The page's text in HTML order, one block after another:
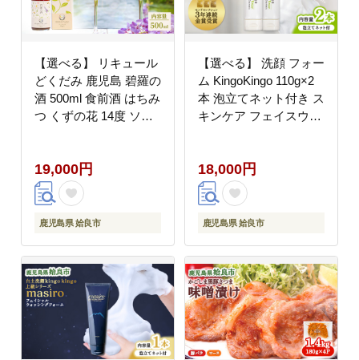
【選べる】 リキュール
どくだみ 鹿児島 碧羅の
酒 500ml 食前酒 はちみ
つ くずの花 14度 ソー
19,000円
鹿児島県 姶良市
【選べる】 洗顔 フォー
ム KingoKingo 110g×2
本 泡立てネット付き ス
キンケア フェイスウォ
18,000円
鹿児島県 姶良市